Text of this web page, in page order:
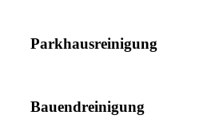
Parkhausreinigung
Bauendreinigung